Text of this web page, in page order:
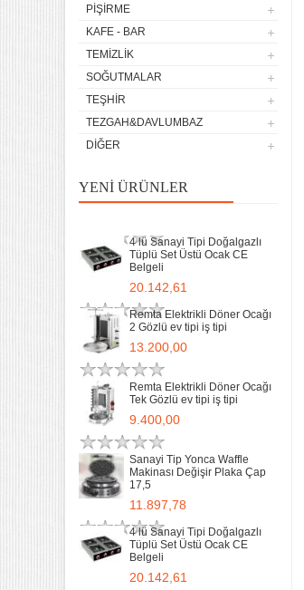
PIŞIRME
KAFE - BAR
TEMIZLIK
SOĞUTMALAR
TEŞHIR
TEZGAH&DAVLUMBAZ
DIĞER
YENI ÜRÜNLER
Remta Elektrikli Döner Ocağı
2 Gözlü ev tipi iş tipi
13.200,00
Remta Elektrikli Döner Ocağı
9.400,00
Makinası Değişir Plaka Çap
17,5
4 lü Sanayi Tipi Doğalgazlı
Tüplü Set Üstü Ocak CE
Belgeli
20.142,61
Remta Elektrikli Döner Ocağı
2 Gözlü ev tipi iş tipi
13.200,00
Remta Elektrikli Döner Ocağı
Tek Gözlü ev tipi iş tipi
9.400,00
Sanayi Tip Yonca Waffle
Makinası Değişir Plaka Çap
17,5
11.897,78
4 lü Sanayi Tipi Doğalgazlı
Tüplü Set Üstü Ocak CE
Belgeli
20.142,61
32 Lik Kasap Et Kıyma
Makinası 220v Sanayi Tipi
31.850,00
Sanayi tipi Doğalgazlı Tüplü
Ce Belgeli Yer Ocağı Tek
Yanışlı Döküm
6.203,60
70 Cm Yarı oluklu Doğalgazlı
Tüplü Ce Belgeli Döküm
Izgara